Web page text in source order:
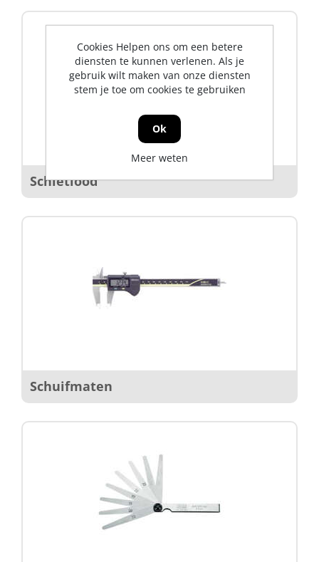
Schietlood
Schuifmaten
Cookies Helpen ons om een betere
diensten te kunnen verlenen. Als je
gebruik wilt maken van onze diensten
stem je toe om cookies te gebruiken
Ok
Meer weten